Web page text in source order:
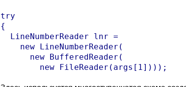
try
{
  LineNumberReader lnr =
    new LineNumberReader(
      new BufferedReader(
        new FileReader(args[1])));